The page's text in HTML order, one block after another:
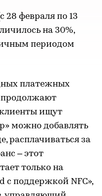
28 февраля по 13
на 30%,
периодом
платежных
продолжают
ищут
можно добавлять
расплачиваться за
– этот
только на
с поддержкой NFC»,